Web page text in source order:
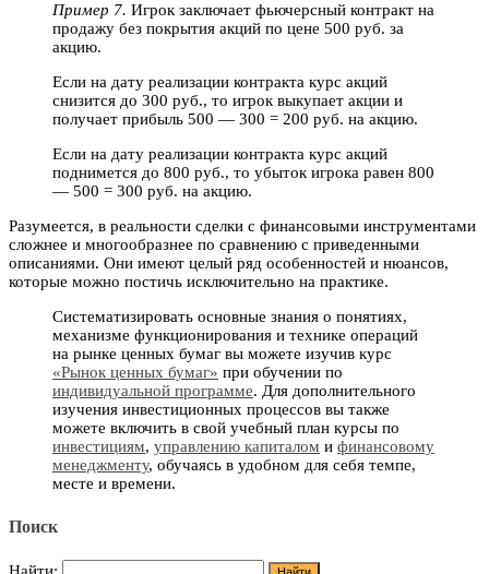
Пример 7. Игрок заключает фьючерсный контракт на
продажу без покрытия акций по цене 500 руб. за
акцию.
Если на дату реализации контракта курс акций
снизится до 300 руб., то игрок выкупает акции и
получает прибыль 500 — 300 = 200 руб. на акцию.
Если на дату реализации контракта курс акций
поднимется до 800 руб., то убыток игрока равен 800
— 500 = 300 руб. на акцию.
Paзумеется, в реальности сделки с финансовыми инструментами
сложнее и многообразнее по сравнению с приведенными
описаниями. Они имеют целый ряд особенностей и нюансов,
которые можно постичь исключительно на практике.
Систематизировать основные знания о понятиях,
механизме функционирования и технике операций
на рынке ценных бумаг вы можете изучив курс
«Рынок ценных бумаг» при обучении по
индивидуальной программе. Для дополнительного
изучения инвестиционных процессов вы также
можете включить в свой учебный план курсы по
инвестициям, управлению капиталом и финансовому
менеджменту, обучаясь в удобном для себя темпе,
месте и времени.
Поиск